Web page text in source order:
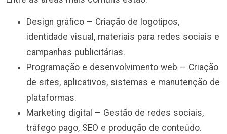
Design gráfico – Criação de logotipos,
identidade visual, materiais para redes sociais e
campanhas publicitárias.
Programação e desenvolvimento web – Criação
de sites, aplicativos, sistemas e manutenção de
plataformas.
Marketing digital – Gestão de redes sociais,
tráfego pago, SEO e produção de conteúdo.